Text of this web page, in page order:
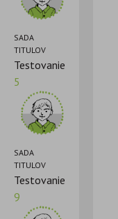
SADA
TITULOV
Testovanie
5
SADA
TITULOV
Testovanie
9